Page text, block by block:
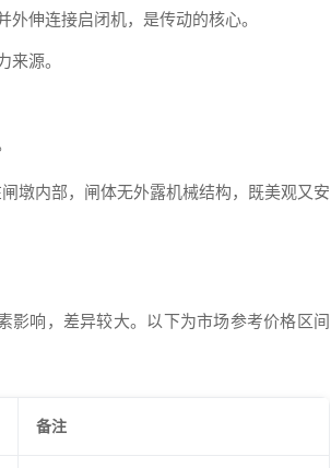
伸连接启闭机，是传动的核心。
源。
墩内部，闸体无外露机械结构，既美观又安
影响，差异较大。以下为市场参考价格区间
备注